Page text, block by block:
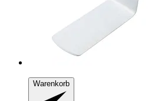
Warenkorb